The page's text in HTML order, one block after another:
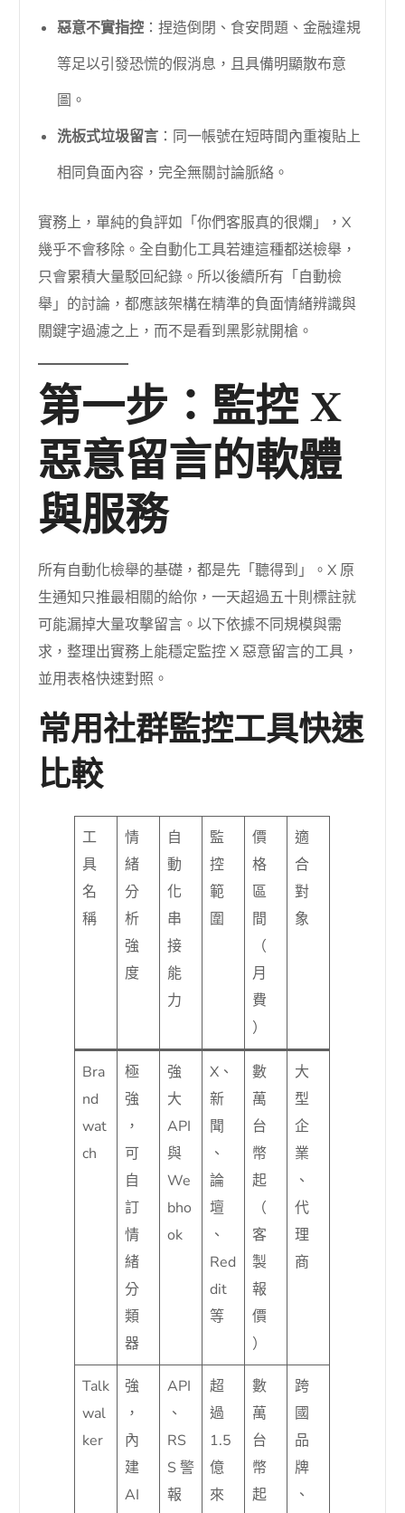
惡意不實指控 ：捏造倒閉、食安問題、金融違規
等足以引發恐慌的假消息，且具備明顯散布意
圖。
洗板式垃圾留言 ：同一帳號在短時間內重複貼上
相同負面內容，完全無關討論脈絡。
實務上，單純的負評如「你們客服真的很爛」，X
幾乎不會移除。全自動化工具若連這種都送檢舉，
只會累積大量駁回紀錄。所以後續所有「自動檢
舉」的討論，都應該架構在精準的負面情緒辨識與
關鍵字過濾之上，而不是看到黑影就開槍。
第一步：監控 X
惡意留言的軟體
與服務
所有自動化檢舉的基礎，都是先「聽得到」。X 原
生通知只推最相關的給你，一天超過五十則標註就
可能漏掉大量攻擊留言。以下依據不同規模與需
求，整理出實務上能穩定監控 X 惡意留言的工具，
並用表格快速對照。
常用社群監控工具快速
比較
工
具
名
稱
情
緒
分
析
強
度
自
動
化
串
接
能
力
監
控
範
圍
價
格
區
間
（
月
費
）
適
合
對
象
Bra
nd
wat
ch
極
強
，
可
自
訂
情
緒
分
類
器
強
大
API
與
We
bho
ok
X、
新
聞
、
論
壇
、
Red
dit
等
數
萬
台
幣
起
（
客
製
報
價
）
大
型
企
業
、
代
理
商
Talk
wal
ker
強
，
內
建
AI
API
、
RS
S 警
報
超
過
1.5
億
來
數
萬
台
幣
起
跨
國
品
牌
、